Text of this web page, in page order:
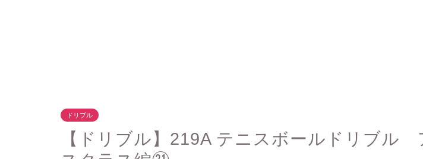
ドリブル
【ドリブル】219A テニスボールドリブル